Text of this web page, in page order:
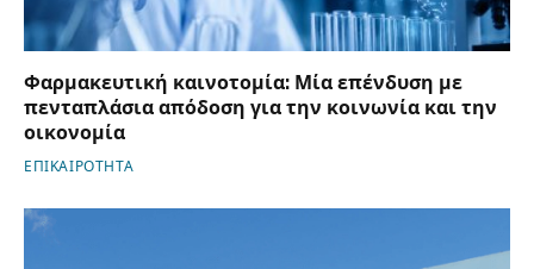
Φαρμακευτική καινοτομία: Μία επένδυση με
πενταπλάσια απόδοση για την κοινωνία και την
οικονομία
ΕΠΙΚΑΙΡΟΤΗΤΑ